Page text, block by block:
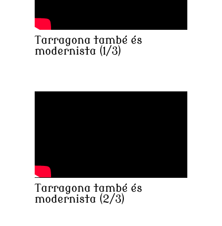
Tarragona també és
modernista (1/3)
Tarragona també és
modernista (2/3)